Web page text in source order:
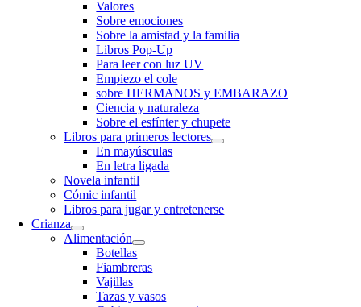
Valores
Sobre emociones
Sobre la amistad y la familia
Libros Pop-Up
Para leer con luz UV
Empiezo el cole
sobre HERMANOS y EMBARAZO
Ciencia y naturaleza
Sobre el esfínter y chupete
Libros para primeros lectores
En mayúsculas
En letra ligada
Novela infantil
Cómic infantil
Libros para jugar y entretenerse
Crianza
Alimentación
Botellas
Fiambreras
Vajillas
Tazas y vasos